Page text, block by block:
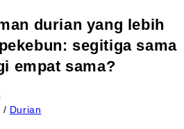
durian yang lebih
segitiga sama
empat sama?
/ Durian